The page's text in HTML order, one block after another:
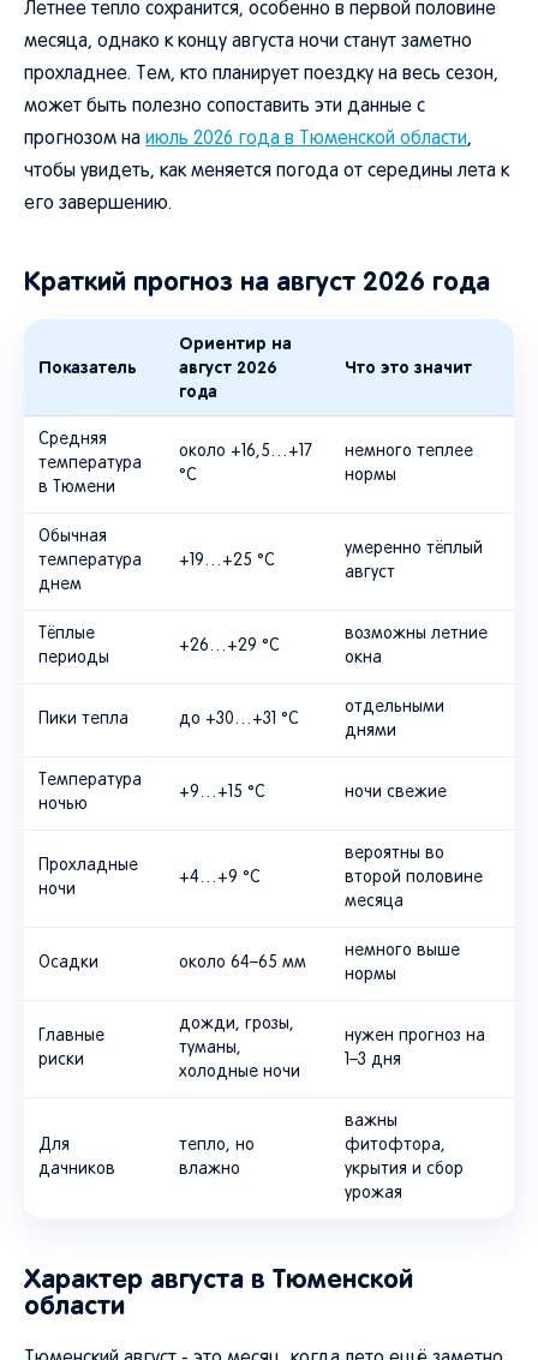
Летнее тепло сохранится, особенно в первой половине
месяца, однако к концу августа ночи станут заметно
прохладнее. Тем, кто планирует поездку на весь сезон,
может быть полезно сопоставить эти данные с
прогнозом на июль 2026 года в Тюменской области,
чтобы увидеть, как меняется погода от середины лета к
его завершению.
Краткий прогноз на август 2026 года
Показатель
Ориентир на
август 2026
года
Что это значит
Средняя
температура
в Тюмени
около +16,5…+17
°C
немного теплее
нормы
Обычная
температура
днем
+19…+25 °C
умеренно тёплый
август
Тёплые
периоды
+26…+29 °C
возможны летние
окна
Пики тепла до +30…+31 °C
отдельными
днями
Температура
ночью
+9…+15 °C ночи свежие
Прохладные
ночи
+4…+9 °C
вероятны во
второй половине
месяца
Осадки около 64–65 мм
немного выше
нормы
Главные
риски
дожди, грозы,
туманы,
холодные ночи
нужен прогноз на
1–3 дня
Для
дачников
тепло, но
влажно
важны
фитофтора,
укрытия и сбор
урожая
Характер августа в Тюменской
области